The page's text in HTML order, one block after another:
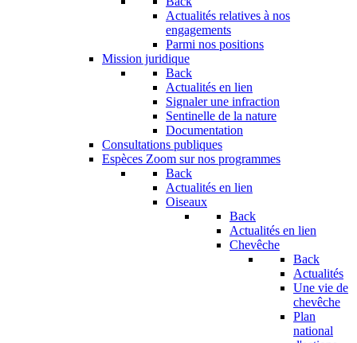
Actualités relatives à nos
engagements
Parmi nos positions
Mission juridique
Back
Actualités en lien
Signaler une infraction
Sentinelle de la nature
Documentation
Consultations publiques
Espèces Zoom sur nos programmes
Back
Actualités en lien
Oiseaux
Back
Actualités en lien
Chevêche
Back
Actualités
Une vie de
chevêche
Plan
national